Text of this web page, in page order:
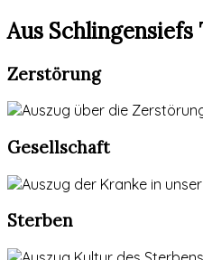
Aus Schlingensiefs
Zerstörung
Gesellschaft
Sterben